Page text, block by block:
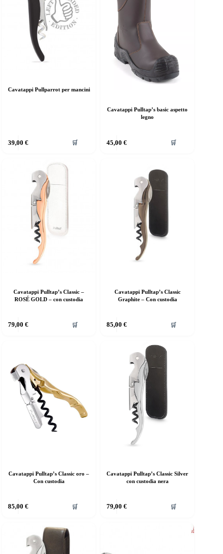
Cavatappi Pullparrot per mancini
39,00 € 🛒
Cavatappi Pulltap’s basic aspetto
legno
45,00 € 🛒
Cavatappi Pulltap’s Classic –
ROSÉ GOLD – con custodia
79,00 € 🛒
Cavatappi Pulltap’s Classic
Graphite – Con custodia
85,00 € 🛒
Cavatappi Pulltap’s Classic oro –
Con custodia
85,00 € 🛒
Cavatappi Pulltap’s Classic Silver
con custodia nera
79,00 € 🛒